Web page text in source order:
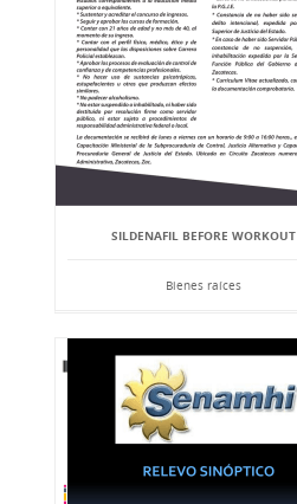
SILDENAFIL BEFORE WORKOUT
Bienes raíces